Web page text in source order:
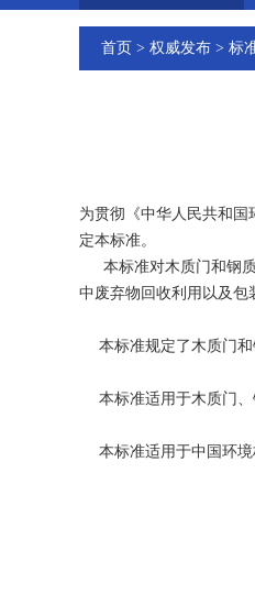
首页 > 权威发布 > 标
为贯彻《中华人民共和
定本标准。
本标准对木质门和钢质
中废弃物回收利用以及包
本标准规定了木质门和
本标准适用于木质门、
本标准适用于中国环境